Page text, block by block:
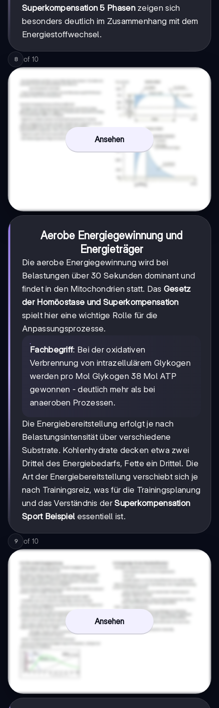
Superkompensation 5 Phasenzeigen sich
besonders deutlich im Zusammenhang mit dem
Energiestoffwechsel.
8 of 10
Ansehen
Aerobe Energiegewinnung und
Energieträger
Die aerobe Energiegewinnung wird bei
Belastungen über 30 Sekunden dominant und
findet in den Mitochondrien statt. Das Gesetz
der Homöostase und Superkompensation
spielt hier eine wichtige Rolle für die
Anpassungsprozesse.
Fachbegriff: Bei der oxidativen
Verbrennung von intrazellulärem Glykogen
werden pro Mol Glykogen 38 Mol ATP
gewonnen - deutlich mehr als bei
anaeroben Prozessen.
Die Energiebereitstellung erfolgt je nach
Belastungsintensität über verschiedene
Substrate. Kohlenhydrate decken etwa zwei
Drittel des Energiebedarfs, Fette ein Drittel. Die
Art der Energiebereitstellung verschiebt sich je
nach Trainingsreiz, was für die Trainingsplanung
und das Verständnis derSuperkompensation
Sport Beispiel essentiell ist.
9 of 10
Ansehen